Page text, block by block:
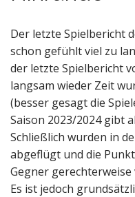
Der letzte Spielbericht
schon gefühlt viel zu
der letzte Spielbericht
langsam wieder Zeit
(besser gesagt die
Saison 2023/2024 gibt
Schließlich wurden in
abgeflügt und die
Gegner gerechterweise
Es ist jedoch